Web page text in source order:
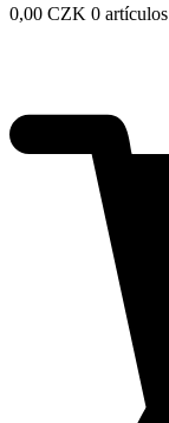
0,00 CZK 0 artículos